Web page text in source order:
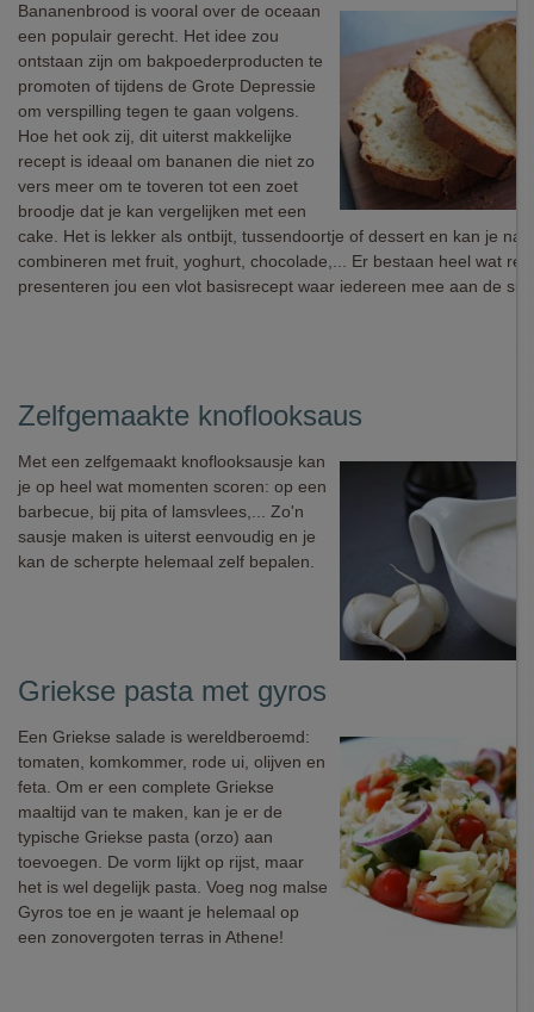
Bananenbrood is vooral over de oceaan
een populair gerecht. Het idee zou
ontstaan zijn om bakpoederproducten te
promoten of tijdens de Grote Depressie
om verspilling tegen te gaan volgens.
Hoe het ook zij, dit uiterst makkelijke
recept is ideaal om bananen die niet zo
vers meer om te toveren tot een zoet
broodje dat je kan vergelijken met een
cake. Het is lekker als ontbijt, tussendoortje of dessert en kan je
combineren met fruit, yoghurt, chocolade,... Er bestaan heel wat
presenteren jou een vlot basisrecept waar iedereen mee aan de
Zelfgemaakte knoflooksaus
Met een zelfgemaakt knoflooksausje kan
je op heel wat momenten scoren: op een
barbecue, bij pita of lamsvlees,... Zo'n
sausje maken is uiterst eenvoudig en je
kan de scherpte helemaal zelf bepalen.
Griekse pasta met gyros
Een Griekse salade is wereldberoemd:
tomaten, komkommer, rode ui, olijven en
feta. Om er een complete Griekse
maaltijd van te maken, kan je er de
typische Griekse pasta (orzo) aan
toevoegen. De vorm lijkt op rijst, maar
het is wel degelijk pasta. Voeg nog malse
Gyros toe en je waant je helemaal op
een zonovergoten terras in Athene!